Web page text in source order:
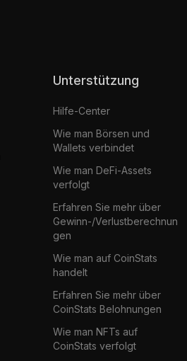
Unterstützung
Hilfe-Center
Wie man Börsen und
Wallets verbindet
Wie man DeFi-Assets
verfolgt
Erfahren Sie mehr über
Gewinn-/Verlustberechnun
gen
Wie man auf CoinStats
handelt
Erfahren Sie mehr über
CoinStats Belohnungen
Wie man NFTs auf
CoinStats verfolgt